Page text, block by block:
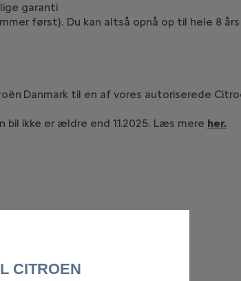
garanti
først). Du kan altså opnå op til hele 8
Danmark til en af vores autoriserede
ikke er ældre end 1.1.2025. Læs mere her.
indtil 160.000 km)
CITROEN